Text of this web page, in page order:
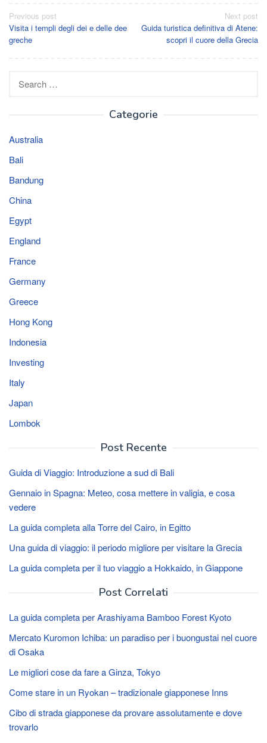
Post
navigation
Previous post
Visita i templi degli dei e delle dee
greche
Next post
Guida turistica definitiva di Atene:
scopri il cuore della Grecia
for:
Categorie
Australia
Bali
Bandung
China
Egypt
England
France
Germany
Greece
Hong Kong
Indonesia
Investing
Italy
Japan
Lombok
Post Recente
Guida di Viaggio: Introduzione a sud di Bali
Gennaio in Spagna: Meteo, cosa mettere in valigia, e cosa
vedere
La guida completa alla Torre del Cairo, in Egitto
Una guida di viaggio: il periodo migliore per visitare la Grecia
La guida completa per il tuo viaggio a Hokkaido, in Giappone
Post Correlati
La guida completa per Arashiyama Bamboo Forest Kyoto
Mercato Kuromon Ichiba: un paradiso per i buongustai nel cuore
di Osaka
Le migliori cose da fare a Ginza, Tokyo
Come stare in un Ryokan – tradizionale giapponese Inns
Cibo di strada giapponese da provare assolutamente e dove
trovarlo